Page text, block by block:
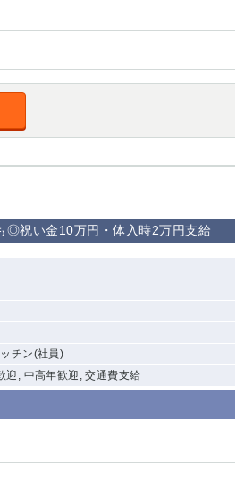
◎祝い金10万円・体入時2万円支給
チン(社員)
迎, 中高年歓迎, 交通費支給
前＜草
北浦和（西口）